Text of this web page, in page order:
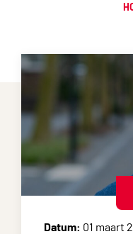
Datum: 01 maart